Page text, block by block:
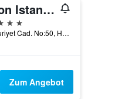
Hilton Istanbul Bosphorus
Cumhuriyet Cad. No:50, Harbiye, Istanbul, Türkei
Zum Angebot